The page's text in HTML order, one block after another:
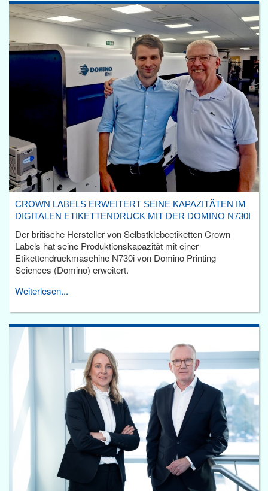
CROWN LABELS ERWEITERT SEINE KAPAZITÄTEN IM
DIGITALEN ETIKETTENDRUCK MIT DER DOMINO N730I
Der britische Hersteller von Selbstklebeetiketten Crown
Labels hat seine Produktionskapazität mit einer
Etikettendruckmaschine N730i von Domino Printing
Sciences (Domino) erweitert.
Weiterlesen...